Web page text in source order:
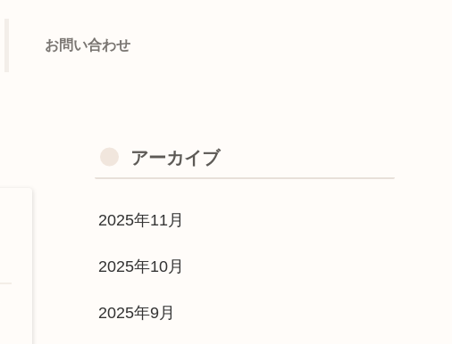
お問い合わせ
アーカイブ
2025年11月
2025年10月
2025年9月